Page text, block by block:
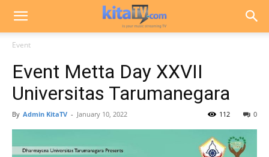
Event
Event Metta Day XXVII
Universitas Tarumanegara
By Admin KitaTV - January 10, 2022 0
112